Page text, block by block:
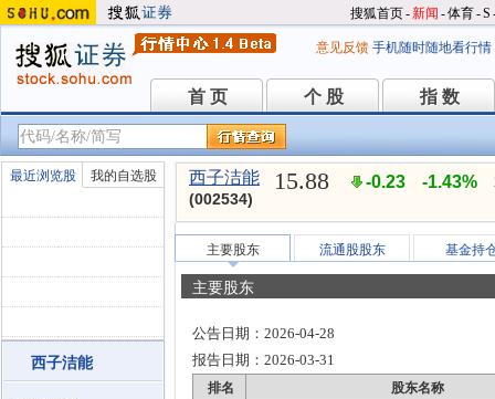
搜狐首页-新闻 -体育-S
意见反馈 手机随时随地看行情
首 页
首 页 个 股
个 股 指 数
指 数
最近浏览股 我的自选股
西子洁能
西子洁能
(002534)
15.88 -0.23 -1.43%
主要股东 流通股股东 基金持
主要股东
公告日期： 2026-04-28
报告日期： 2026-03-31
排名
股东名称